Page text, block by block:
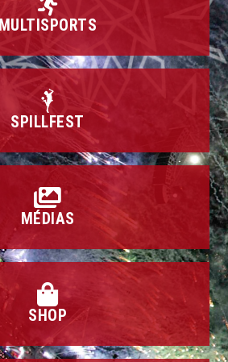
MULTISPORTS
SPILLFEST
MÉDIAS
SHOP